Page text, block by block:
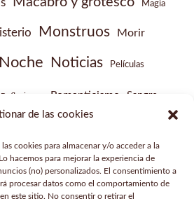
de las cookies
cookies para almacenar y/o acceder a la
hacemos para mejorar la experiencia de
(no) personalizados. El consentimiento a
procesar datos como el comportamiento de
este sitio. No consentir o retirar el
Magia
Monstruos Morir
Noche Noticias Películas
Reflexiones Romanticismo Sangre